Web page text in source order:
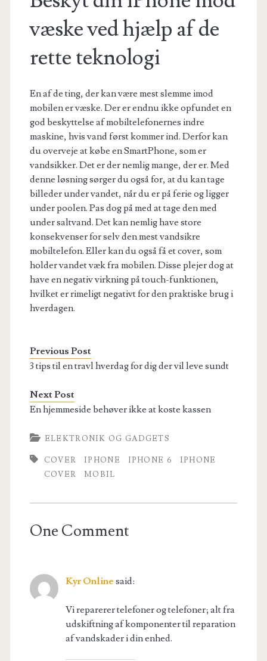
væske ved hjælp af de
rette teknologi
En af de ting, der kan være mest slemme imod
mobilen er væske. Der er endnu ikke opfundet en
god beskyttelse af mobiltelefonernes indre
maskine, hvis vand først kommer ind. Derfor kan
du overveje at købe en SmartPhone, som er
vandsikker. Det er der nemlig mange, der er. Med
denne løsning sørger du også for, at du kan tage
billeder under vandet, når du er på ferie og ligger
under poolen. Pas dog på med at tage den med
under saltvand. Det kan nemlig have store
konsekvenser for selv den mest vandsikre
mobiltelefon. Eller kan du også få et cover, som
holder vandet væk fra mobilen. Disse plejer dog at
have en negativ virkning på touch-funktionen,
hvilket er rimeligt negativt for den praktiske brug i
hverdagen.
Previous Post
3 tips til en travl hverdag for dig der vil leve sundt
Next Post
En hjemmeside behøver ikke at koste kassen
ELEKTRONIK OG GADGETS
COVER IPHONE IPHONE 6
IPHONE
COVER
MOBIL
One Comment
Kyr Online said:
Vi reparerer telefoner og telefoner; alt fra
udskiftning af komponenter til reparation
af vandskader i din enhed.